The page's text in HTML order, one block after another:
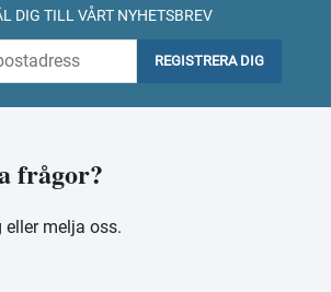
DIG TILL VÅRT NYHETSBREV
REGISTRERA DIG
frågor?
eller melja oss.